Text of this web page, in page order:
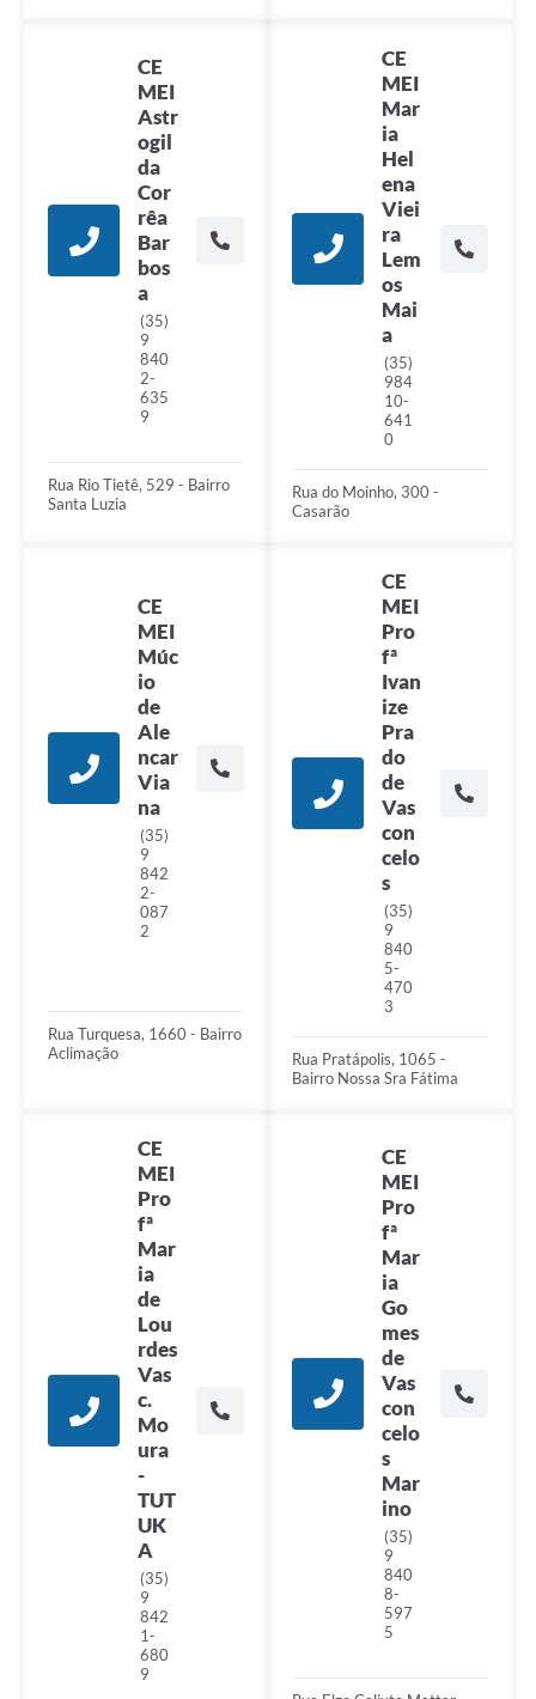
CE
MEI
Astr
ogil
da
Cor
rêa
Bar
bos
a
(35)
9
840
2-
635
9
Rua Rio Tietê, 529 - Bairro
Santa Luzia
CE
MEI
Mar
ia
Hel
ena
Viei
ra
Lem
os
Mai
a
(35)
984
10-
641
0
Rua do Moinho, 300 -
Casarão
CE
MEI
Múc
io
de
Ale
ncar
Via
na
(35)
9
842
2-
087
2
Rua Turquesa, 1660 - Bairro
Aclimação
CE
MEI
Pro
fª
Ivan
ize
Pra
do
de
Vas
con
celo
s
(35)
9
840
5-
470
3
Rua Pratápolis, 1065 -
Bairro Nossa Sra Fátima
CE
MEI
Pro
fª
Mar
ia
de
Lou
rdes
Vas
c.
Mo
ura
-
TUT
UK
A
(35)
9
842
1-
680
9
CE
MEI
Pro
fª
Mar
ia
Go
mes
de
Vas
con
celo
s
Mar
ino
(35)
9
840
8-
597
5